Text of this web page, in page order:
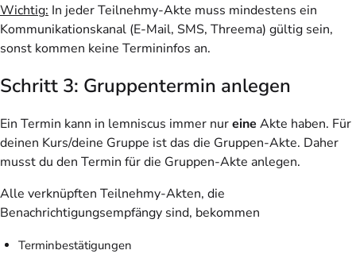
Wichtig: In jeder Teilnehmy-Akte muss mindestens ein
Kommunikationskanal (E-Mail, SMS, Threema) gültig sein,
sonst kommen keine Termininfos an.
Schritt 3: Gruppentermin anlegen
Ein Termin kann in lemniscus immer nureine Akte haben. Für
deinen Kurs/deine Gruppe ist das die Gruppen-Akte. Daher
musst du den Termin für die Gruppen-Akte anlegen.
Alle verknüpften Teilnehmy-Akten, die
Benachrichtigungsempfängy sind, bekommen
Terminbestätigungen